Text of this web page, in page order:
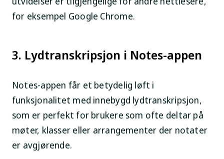
for eksempel Google Chrome.
3. Lydtranskripsjon i Notes-appen
Notes-appen får et betydelig løft i
funksjonalitet med innebygd lydtranskripsjon,
som er perfekt for brukere som ofte deltar på
møter, klasser eller arrangementer der notater
er avgjørende.